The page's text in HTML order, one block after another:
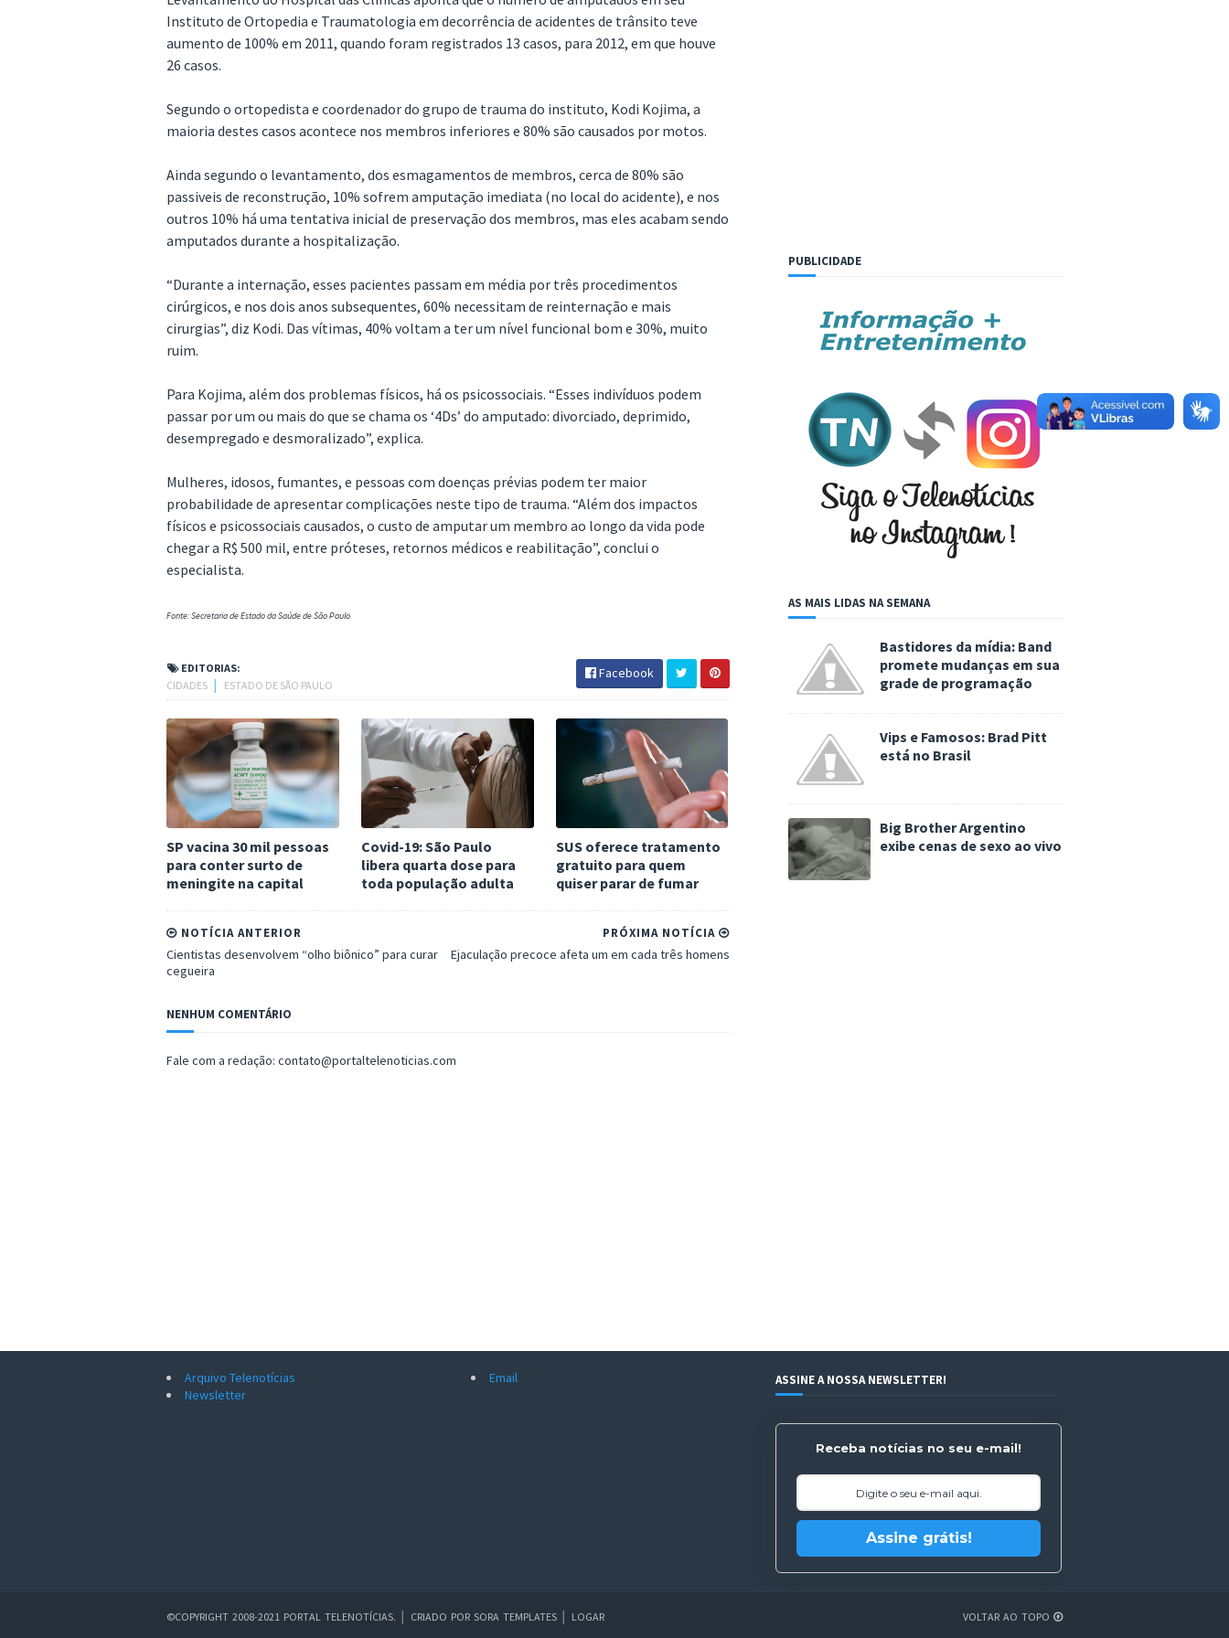
Instituto de Ortopedia e Traumatologia em decorrência de acidentes de trânsito teve
aumento de 100% em 2011, quando foram registrados 13 casos, para 2012, em que houve
26 casos.
Segundo o ortopedista e coordenador do grupo de trauma do instituto, Kodi Kojima, a
maioria destes casos acontece nos membros inferiores e 80% são causados por motos.
Ainda segundo o levantamento, dos esmagamentos de membros, cerca de 80% são
passiveis de reconstrução, 10% sofrem amputação imediata (no local do acidente), e nos
outros 10% há uma tentativa inicial de preservação dos membros, mas eles acabam sendo
amputados durante a hospitalização.
“Durante a internação, esses pacientes passam em média por três procedimentos
cirúrgicos, e nos dois anos subsequentes, 60% necessitam de reinternação e mais
cirurgias”, diz Kodi. Das vítimas, 40% voltam a ter um nível funcional bom e 30%, muito
ruim.
Para Kojima, além dos problemas físicos, há os psicossociais. “Esses indivíduos podem
passar por um ou mais do que se chama os ‘4Ds’ do amputado: divorciado, deprimido,
desempregado e desmoralizado”, explica.
Mulheres, idosos, fumantes, e pessoas com doenças prévias podem ter maior
probabilidade de apresentar complicações neste tipo de trauma. “Além dos impactos
físicos e psicossociais causados, o custo de amputar um membro ao longo da vida pode
chegar a R$ 500 mil, entre próteses, retornos médicos e reabilitação”, conclui o
especialista.
Fonte: Secretaria de Estado da Saúde de São Paulo
EDITORIAS:
CIDADES
ESTADO DE SÃO PAULO
Facebook
SP vacina 30 mil pessoas
para conter surto de
meningite na capital
Covid-19: São Paulo
libera quarta dose para
toda população adulta
SUS oferece tratamento
gratuito para quem
quiser parar de fumar
PRÓXIMA NOTÍCIA
Ejaculação precoce afeta um em cada três homens
NOTÍCIA ANTERIOR
Cientistas desenvolvem “olho biônico” para curar
cegueira
NENHUM COMENTÁRIO
Fale com a redação: contato@portaltelenoticias.com
PUBLICIDADE
AS MAIS LIDAS NA SEMANA
Bastidores da mídia: Band
promete mudanças em sua
grade de programação
Vips e Famosos: Brad Pitt
está no Brasil
Big Brother Argentino
exibe cenas de sexo ao vivo
Arquivo Telenotícias
Newsletter
Email ASSINE A NOSSA NEWSLETTER!
Receba notícias no seu e-mail!
Assine grátis!
©COPYRIGHT 2008-2021 PORTAL TELENOTÍCIAS. CRIADO POR SORA TEMPLATES LOGAR VOLTAR AO TOPO